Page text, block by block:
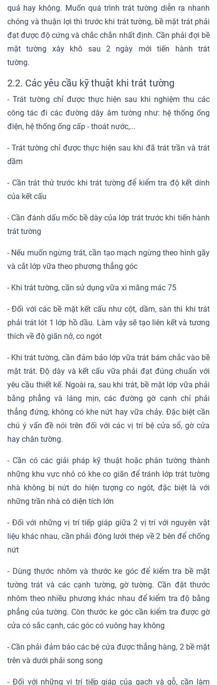
quả hay không. Muốn quá trình trát tường diễn ra nhanh
chóng và thuận lợi thì trước khi trát tường, bề mặt trát phải
đạt được độ cứng và chắc chắn nhất định. Cần phải đợi bề
mặt tường xây khô sau 2 ngày mới tiến hành trát
tường.
2.2. Các yêu cầu kỹ thuật khi trát tường
- Trát tường chỉ được thực hiện sau khi nghiệm thu các
công tác đi các đường dây âm tường như: hệ thống ống
điện, hệ thống ống cấp - thoát nước,...
- Trát tường chỉ được thực hiện sau khi đã trát trần và trát
dầm
- Cần trát thử trước khi trát tường để kiểm tra độ kết dính
của kết cấu
- Cần đánh dấu mốc bề dày của lớp trát trước khi tiến hành
trát tường
- Nếu muốn ngừng trát, cần tạo mạch ngừng theo hình gãy
và cắt lớp vữa theo phương thẳng góc
- Khi trát tường, cần sử dụng vữa xi măng mác 75
- Đối với các bề mặt kết cấu như cột, dầm, sàn thì khi trát
phải trát lót 1 lớp hồ dầu. Làm vậy sẽ tạo liên kết và tương
thích về độ giãn nở, co ngót
- Khi trát tường, cần đảm bảo lớp vữa trát bám chắc vào bề
mặt trát. Độ dày và kết cấu vữa phải đạt đúng chuẩn với
yêu cầu thiết kế. Ngoài ra, sau khi trát, bề mặt lớp vữa phải
bằng phẳng và láng mịn, các đường gờ cạnh chỉ phải
thẳng đứng, không có khe nứt hay vữa chảy. Đặc biệt cần
chú ý vấn đề nói trên đối với các vị trí bệ cửa sổ, gờ cửa
hay chân tường.
- Cần có các giải pháp kỹ thuật hoặc phân tường thành
những khu vực nhỏ có khe co giãn để tránh lớp trát tường
nhà không bị nứt do hiện tượng co ngót, đặc biệt là với
những trần nhà có diện tích lớn
- Đối với những vị trí tiếp giáp giữa 2 vị trí với nguyên vật
liệu khác nhau, cần phải đóng lưới thép về 2 bên để chống
nứt
- Dùng thước nhôm và thước ke góc để kiểm tra bề mặt
tường trát và các cạnh tường, gờ tường. Cần đặt thước
nhôm theo nhiều phương khác nhau để kiểm tra độ bằng
phẳng của tường. Còn thước ke góc cần kiểm tra được gờ
cửa có sắc cạnh, các góc có vuông hay không
- Cần phải đảm bảo các bệ cửa được thẳng hàng, 2 bề mặt
trên và dưới phải song song
- Đối với những vị trí tiếp giáp của gạch và gỗ, cần làm